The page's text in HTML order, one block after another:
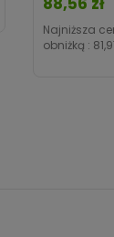
Najniższa
obniżką :